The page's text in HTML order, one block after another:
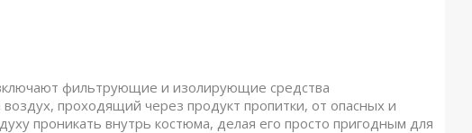
фильтрующие и изолирующие средства
проходящий через продукт пропитки, от опасных и
проникать внутрь костюма, делая его просто пригодным для